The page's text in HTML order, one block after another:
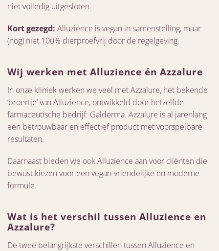
niet volledig uitgesloten.
Kort gezegd: Alluzience is vegan in samenstelling, maar
(nog) niet 100% dierproefvrij door de regelgeving.
Wij werken met Alluzience én Azzalure
In onze kliniek werken we veel met Azzalure, het bekende
‘broertje’ van Alluzience, ontwikkeld door hetzelfde
farmaceutische bedrijf: Galderma. Azzalure is al jarenlang
een betrouwbaar en effectief product met voorspelbare
resultaten.
Daarnaast bieden we ook Alluzience aan voor cliënten die
bewust kiezen voor een vegan-vriendelijke en moderne
formule.
Wat is het verschil tussen Alluzience en
Azzalure?
De twee belangrijkste verschillen tussen Alluzience en